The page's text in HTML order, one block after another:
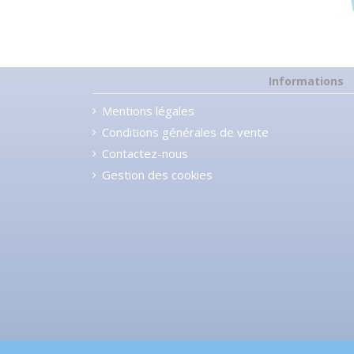
Informations
Mentions légales
Conditions générales de vente
Contactez-nous
Gestion des cookies